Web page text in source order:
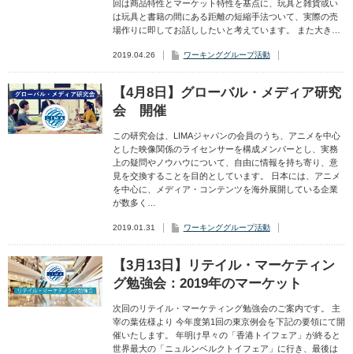
回は商品特性とマーケット特性を基点に、玩具と雑貨或い
は玩具と書籍の間にある距離の短縮手法ついて、実際の売
場作りに即してお話ししたいと考えています。 また大き…
2019.04.26 ワーキンググループ活動
【4月8日】グローバル・メディア研究
会 開催
この研究会は、LIMAジャパンの会員のうち、アニメを中心
とした映像関係のライセンサーを構成メンバーとし、実務
上の疑問やノウハウについて、自由に情報を持ち寄り、意
見を交換することを目的としています。 日本には、アニメ
を中心に、メディア・コンテンツを海外展開している企業
が数多く…
2019.01.31 ワーキンググループ活動
【3月13日】リテイル・マーケティン
グ勉強会：2019年のマーケット
次回のリテイル・マーケティング勉強会のご案内です。 主
宰の葉佐様より 今年度第1回の東京例会を下記の要領にて開
催いたします。 年明け早々の「香港トイフェア」が終ると
世界最大の「ニュルンベルクトイフェア」に行き、最後は